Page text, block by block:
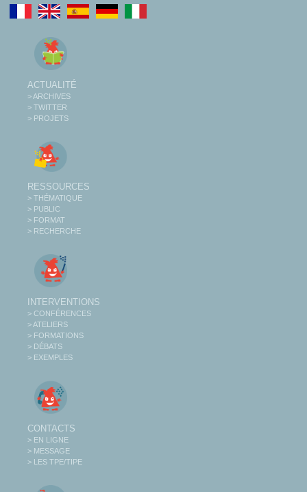
ACTUALITÉ
> ARCHIVES
> TWITTER
> PROJETS
RESSOURCES
> THÉMATIQUE
> PUBLIC
> FORMAT
> RECHERCHE
INTERVENTIONS
> CONFÉRENCES
> ATELIERS
> FORMATIONS
> DÉBATS
> EXEMPLES
CONTACTS
> EN LIGNE
> MESSAGE
> LES TPE/TIPE